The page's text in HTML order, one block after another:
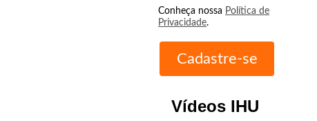
Conheça nossa Política de
Privacidade.
Vídeos IHU